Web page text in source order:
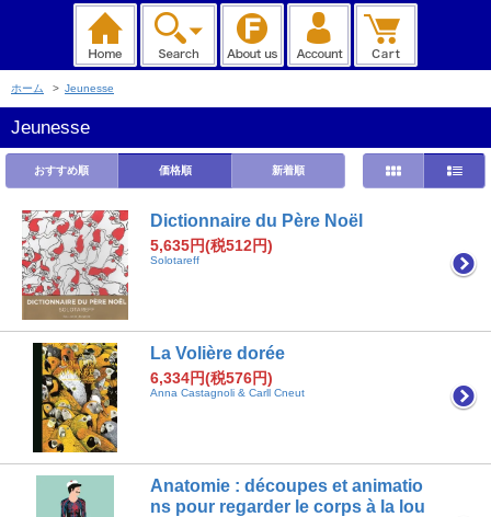
ホーム > Jeunesse
Jeunesse
おすすめ順 価格順 新着順
Dictionnaire du Père Noël
5,635円(税512円)
Solotareff
La Volière dorée
6,334円(税576円)
Anna Castagnoli & Carll Cneut
Anatomie : découpes et animatio
ns pour regarder le corps à la lou